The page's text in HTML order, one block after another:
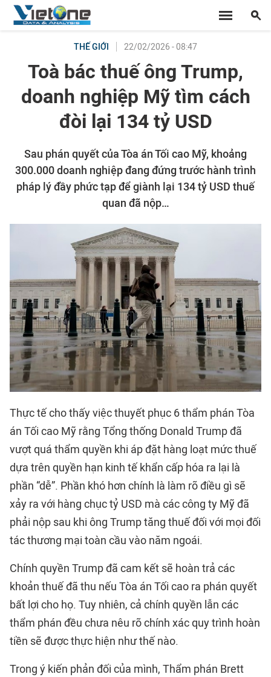
THẾ GIỚI 22/02/2026 - 08:47
Toà bác thuế ông Trump,
doanh nghiệp Mỹ tìm cách
đòi lại 134 tỷ USD
Sau phán quyết của Tòa án Tối cao Mỹ, khoảng
300.000 doanh nghiệp đang đứng trước hành trình
pháp lý đầy phức tạp để giành lại 134 tỷ USD thuế
quan đã nộp…
Thực tế cho thấy việc thuyết phục 6 thẩm phán Tòa
án Tối cao Mỹ rằng Tổng thống Donald Trump đã
vượt quá thẩm quyền khi áp đặt hàng loạt mức thuế
dựa trên quyền hạn kinh tế khẩn cấp hóa ra lại là
phần “dễ”. Phần khó hơn chính là làm rõ điều gì sẽ
xảy ra với hàng chục tỷ USD mà các công ty Mỹ đã
phải nộp sau khi ông Trump tăng thuế đối với mọi đối
tác thương mại toàn cầu vào năm ngoái.
Chính quyền Trump đã cam kết sẽ hoàn trả các
khoản thuế đã thu nếu Tòa án Tối cao ra phán quyết
bất lợi cho họ. Tuy nhiên, cả chính quyền lẫn các
thẩm phán đều chưa nêu rõ chính xác quy trình hoàn
tiền sẽ được thực hiện như thế nào.
Trong ý kiến phản đối của mình, Thẩm phán Brett